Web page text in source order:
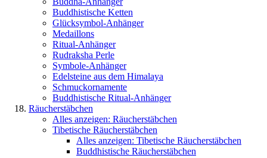
Buddhistische Ketten
Glücksymbol-Anhänger
Medaillons
Ritual-Anhänger
Rudraksha Perle
Symbole-Anhänger
Edelsteine aus dem Himalaya
Schmuckornamente
Buddhistische Ritual-Anhänger
Räucherstäbchen
Alles anzeigen: Räucherstäbchen
Tibetische Räucherstäbchen
Alles anzeigen: Tibetische Räucherstäbchen
Buddhistische Räucherstäbchen